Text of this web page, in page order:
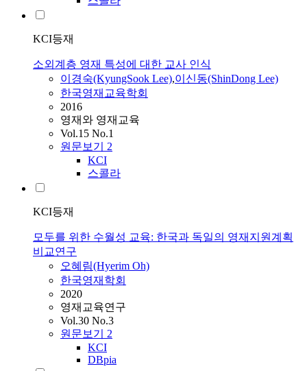
KCI등재
소외계층 영재 특성에 대한 교사 인식
이경숙(KyungSook Lee),이신동(ShinDong Lee)
한국영재교육학회
2016
영재와 영재교육
Vol.15 No.1
원문보기 2
KCI
스콜라
KCI등재
모두를 위한 수월성 교육: 한국과 독일의 영재지원계획
비교연구
오혜림(Hyerim Oh)
한국영재학회
2020
영재교육연구
Vol.30 No.3
원문보기 2
KCI
DBpia